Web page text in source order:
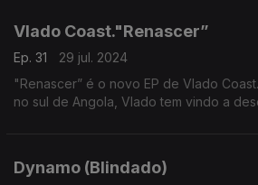
Vlado Coast."Renascer”
Ep. 31
29 jul. 2024
"Renascer” é o novo EP de Vlado
no sul de Angola, Vlado tem vindo a
Dynamo (Blindado)